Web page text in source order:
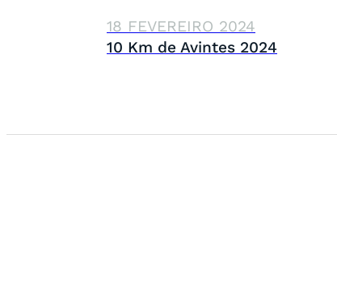
18 FEVEREIRO 2024
10 Km de Avintes 2024